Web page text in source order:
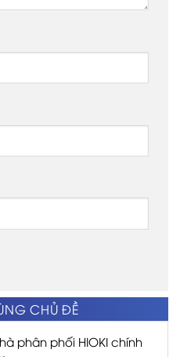
CHỦ ĐỀ
phân phối HIOKI chính